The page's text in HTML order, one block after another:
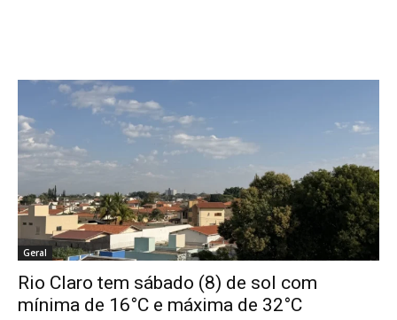
Geral
Rio Claro tem sábado (8) de sol com
mínima de 16°C e máxima de 32°C